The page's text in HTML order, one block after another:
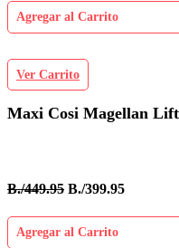
Agregar al Carrito
Ver Carrito
Maxi Cosi Magellan
B./449.95 B./399.95
Agregar al Carrito